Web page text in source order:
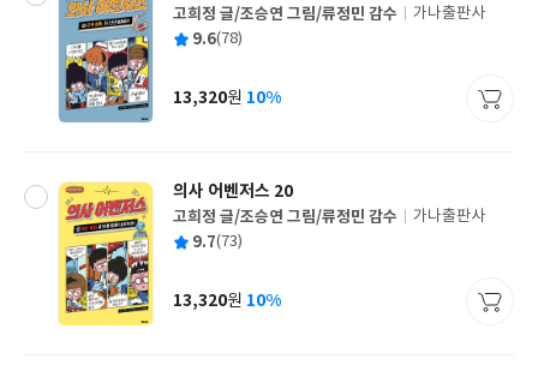
글
쓴
고희정 글/조승연 그림/류정민 감수
출
사
가나출판사
평 9.6(78)
가
13,320원 10%
의사 어벤저스 20
글
쓴
고희정 글/조승연 그림/류정민 감수
출
사
가나출판사
평 9.7(73)
가
13,320원 10%